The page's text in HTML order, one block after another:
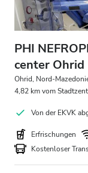
PHI
center Ohrid
Ohrid, Nord-
4,82 km vom
Von der EKVK
Erfrischungen
Kostenloser